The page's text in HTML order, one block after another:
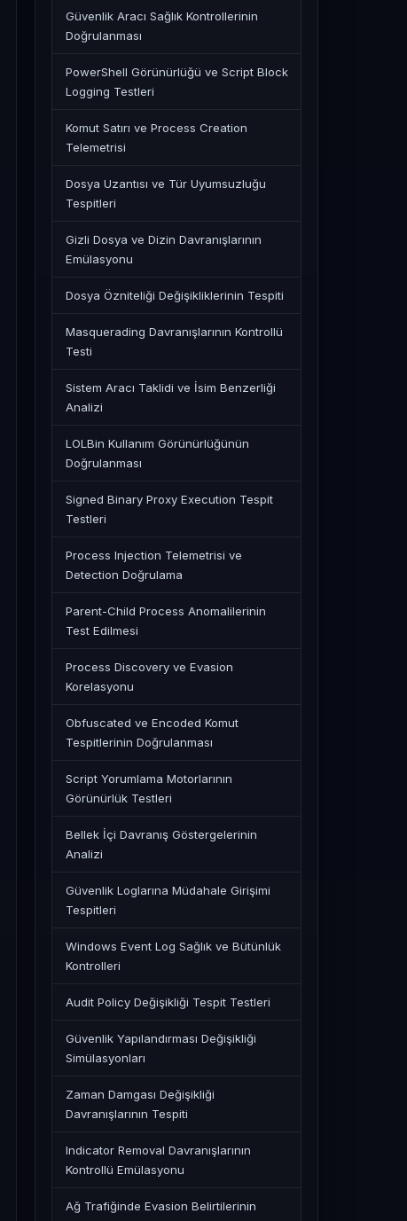
Güvenlik Aracı Sağlık Kontrollerinin
Doğrulanması
PowerShell Görünürlüğü ve Script Block
Logging Testleri
Komut Satırı ve Process Creation
Telemetrisi
Dosya Uzantısı ve Tür Uyumsuzluğu
Tespitleri
Gizli Dosya ve Dizin Davranışlarının
Emülasyonu
Dosya Özniteliği Değişikliklerinin Tespiti
Masquerading Davranışlarının Kontrollü
Testi
Sistem Aracı Taklidi ve İsim Benzerliği
Analizi
LOLBin Kullanım Görünürlüğünün
Doğrulanması
Signed Binary Proxy Execution Tespit
Testleri
Process Injection Telemetrisi ve
Detection Doğrulama
Parent-Child Process Anomalilerinin
Test Edilmesi
Process Discovery ve Evasion
Korelasyonu
Obfuscated ve Encoded Komut
Tespitlerinin Doğrulanması
Script Yorumlama Motorlarının
Görünürlük Testleri
Bellek İçi Davranış Göstergelerinin
Analizi
Güvenlik Loglarına Müdahale Girişimi
Tespitleri
Windows Event Log Sağlık ve Bütünlük
Kontrolleri
Audit Policy Değişikliği Tespit Testleri
Güvenlik Yapılandırması Değişikliği
Simülasyonları
Zaman Damgası Değişikliği
Davranışlarının Tespiti
Indicator Removal Davranışlarının
Kontrollü Emülasyonu
Ağ Trafiğinde Evasion Belirtilerinin